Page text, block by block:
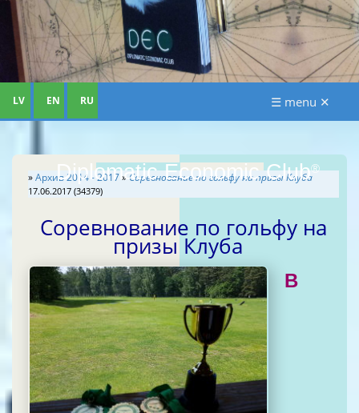
Diplomatic Economic Club®
LV EN RU ☰ menu ✕
»Архив 2014 - 2017» Соревнование по гольфу на призы Клуба
17.06.2017 (34379)
Соревнование по гольфу на
призы Клуба
В